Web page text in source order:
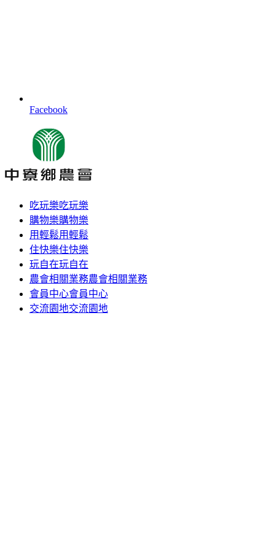
Facebook
吃玩樂吃玩樂
購物樂購物樂
用輕鬆用輕鬆
住快樂住快樂
玩自在玩自在
農會相關業務農會相關業務
會員中心會員中心
交流園地交流園地